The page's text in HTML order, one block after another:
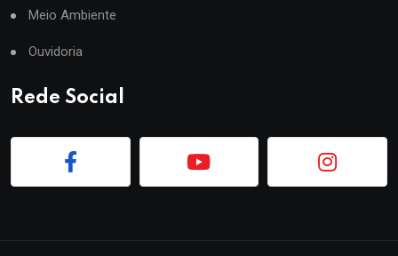
Meio Ambiente
Ouvidoria
Rede Social